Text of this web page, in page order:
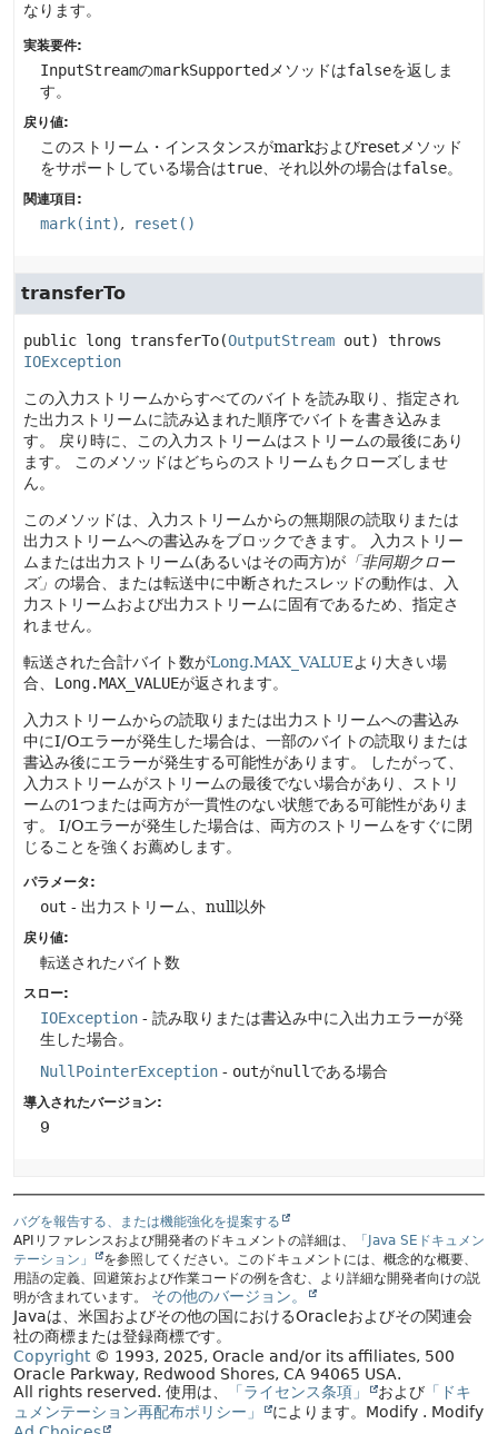
なります。
実装要件:
InputStreamのmarkSupported メソッドはfalseを返しま
す。
戻り値:
このストリーム・インスタンスがmarkおよびresetメソッド
をサポートしている場合はtrue 、それ以外の場合はfalse。
関連項目:
mark(int) reset()
transferTo
public long transferTo(OutputStream out)
throws
IOException
この入力ストリームからすべてのバイトを読み取り、指定され
た出力ストリームに読み込まれた順序でバイトを書き込みま
す。
戻り時に、この入力ストリームはストリームの最後にあり
ます。
このメソッドはどちらのストリームもクローズしませ
ん。
このメソッドは、入力ストリームからの無期限の読取りまたは
出力ストリームへの書込みをブロックできます。
入力ストリー
ムまたは出力ストリーム(あるいはその両方)が 「非同期クロー
ズ」 の場合、または転送中に中断されたスレッドの動作は、入
力ストリームおよび出力ストリームに固有であるため、指定さ
れません。
転送された合計バイト数がLong.MAX_VALUEより大きい場
合、 Long.MAX_VALUEが返されます。
入力ストリームからの読取りまたは出力ストリームへの書込み
中にI/Oエラーが発生した場合は、一部のバイトの読取りまたは
書込み後にエラーが発生する可能性があります。
したがって、
入力ストリームがストリームの最後でない場合があり、ストリ
ームの1つまたは両方が一貫性のない状態である可能性がありま
す。
I/Oエラーが発生した場合は、両方のストリームをすぐに閉
じることを強くお薦めします。
パラメータ:
out - 出力ストリーム、null以外
戻り値:
転送されたバイト数
スロー:
IOException - 読み取りまたは書込み中に入出力エラーが発
生した場合。
NullPointerException - outがnull である場合
導入されたバージョン:
9
バグを報告する、または機能強化を提案する
APIリファレンスおよび開発者のドキュメントの詳細は、
「Java SEドキュメン
テーション」
を参照してください。このドキュメントには、概念的な概要、
用語の定義、回避策および作業コードの例を含む、より詳細な開発者向けの説
明が含まれています。
その他のバージョン。
Javaは、米国およびその他の国におけるOracleおよびその関連会
社の商標または登録商標です。
Copyright© 1993, 2025, Oracle and/or its affiliates, 500
Oracle Parkway, Redwood Shores, CA 94065 USA.
All rights reserved. 使用は、 「ライセンス条項」 および 「ドキ
ュメンテーション再配布ポリシー」
によります。 Modify . Modify